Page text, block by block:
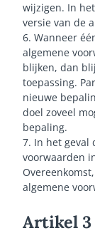
wijzigen. In
versie van de
6. Wanneer
algemene
blijken, dan
toepassing.
nieuwe
doel zoveel
bepaling.
7. In het geval
voorwaarden
algemene
Artikel 3